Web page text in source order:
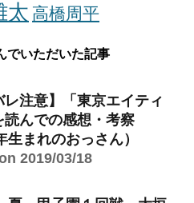
太 高橋周平
でいただいた記事
レ注意】「東京エイティ
読んでの感想・考察
生まれのおっさん）
2019/03/18